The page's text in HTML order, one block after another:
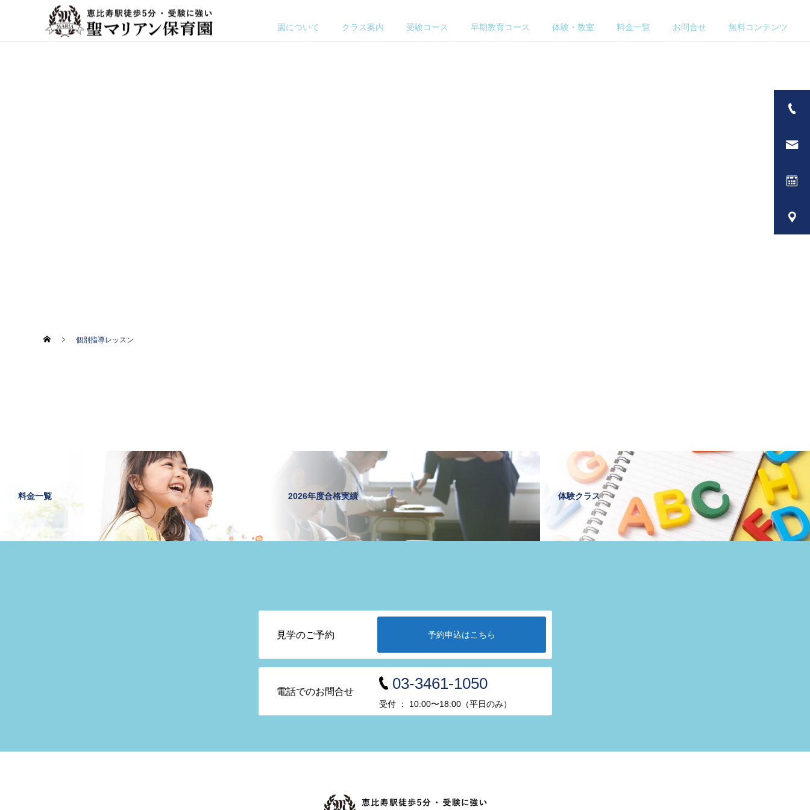
園について クラス案内 受験コース 早期教育コース 体験・教室 料金一覧 お問合せ 無料コンテンツ
個別指導レッスン
料金一覧 2026年度合格実績 体験クラス
見学のご予約 予約申込はこちら
電話でのお問合せ 03-3461-1050
受付 ： 10:00〜18:00（平日のみ）